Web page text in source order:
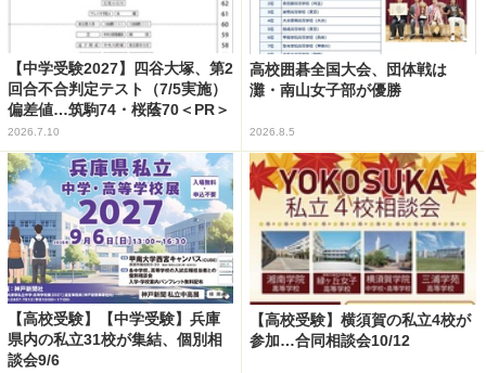
【中学受験2027】四谷大塚、第2
回合不合判定テスト（7/5実施）
偏差値…筑駒74・桜蔭70＜PR＞
2026.7.10
高校囲碁全国大会、団体戦は
灘・南山女子部が優勝
2026.8.5
【高校受験】【中学受験】兵庫
県内の私立31校が集結、個別相
談会9/6
【高校受験】横須賀の私立4校が
参加…合同相談会10/12